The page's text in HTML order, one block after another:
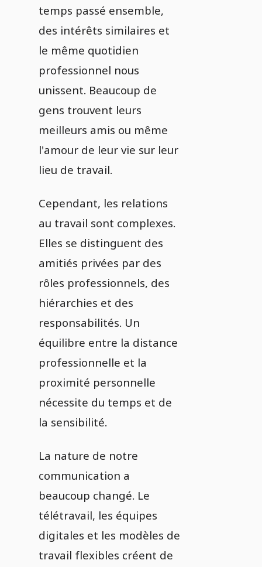
temps passé ensemble,
des intérêts similaires et
le même quotidien
professionnel nous
unissent. Beaucoup de
gens trouvent leurs
meilleurs amis ou même
l'amour de leur vie sur leur
lieu de travail.
Cependant, les relations
au travail sont complexes.
Elles se distinguent des
amitiés privées par des
rôles professionnels, des
hiérarchies et des
responsabilités. Un
équilibre entre la distance
professionnelle et la
proximité personnelle
nécessite du temps et de
la sensibilité.
La nature de notre
communication a
beaucoup changé. Le
télétravail, les équipes
digitales et les modèles de
travail flexibles créent de